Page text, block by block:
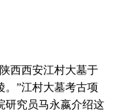
西西安江村大墓于
。”江村大墓考古项
研究员马永嬴介绍这